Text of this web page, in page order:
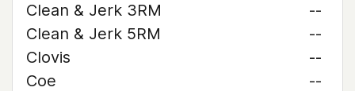
Clean & Jerk 3RM
--
Clean & Jerk 5RM
--
Clovis
--
Coe
--